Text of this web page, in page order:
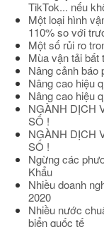
TikTok... nếu
Một loại hình
110% so với
Một số rủi ro
Mùa vận tải bất
Nâng cảnh báo
Nâng cao hiệu
Nâng cao hiệu
NGÀNH DỊCH
SỐ !
NGÀNH DỊCH
SỐ !
Ngừng các
Khẩu
Nhiều doanh
2020
Nhiều nước
biển quốc tế